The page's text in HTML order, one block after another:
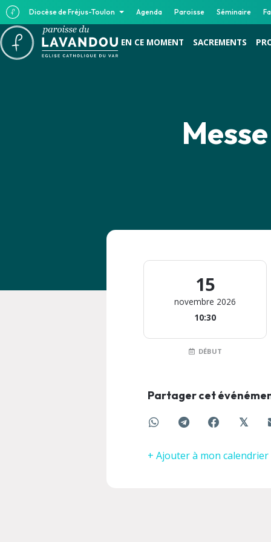
Diocèse de Fréjus-Toulon Agenda Paroisse Séminaire
EN CE MOMENT SACREMENTS
15
novembre 2026
10:30
DÉBUT
Partager cet
𝕏
+ Ajouter à mon calendrier